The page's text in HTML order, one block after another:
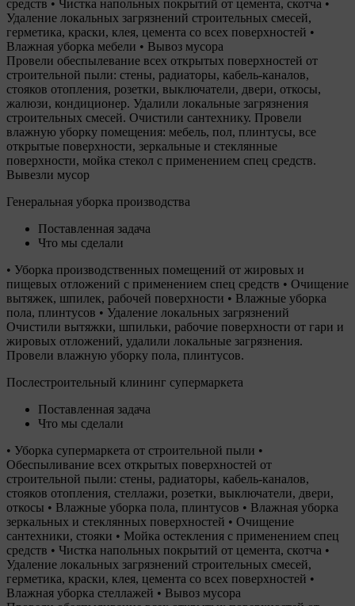
средств • Чистка напольных покрытий от цемента, скотча •
Удаление локальных загрязнений строительных смесей,
герметика, краски, клея, цемента со всех поверхностей •
Влажная уборка мебели • Вывоз мусора
Провели обеспылевание всех открытых поверхностей от
строительной пыли: стены, радиаторы, кабель-каналов,
стояков отопления, розетки, выключатели, двери, откосы,
жалюзи, кондиционер. Удалили локальные загрязнения
строительных смесей. Очистили сантехнику. Провели
влажную уборку помещения: мебель, пол, плинтусы, все
открытые поверхности, зеркальные и стеклянные
поверхности, мойка стекол с применением спец средств.
Вывезли мусор
Генеральная уборка производства
Поставленная задача
Что мы сделали
• Уборка производственных помещений от жировых и
пищевых отложений с применением спец средств • Очищение
вытяжек, шпилек, рабочей поверхности • Влажные уборка
пола, плинтусов • Удаление локальных загрязнений
Очистили вытяжки, шпильки, рабочие поверхности от гари и
жировых отложений, удалили локальные загрязнения.
Провели влажную уборку пола, плинтусов.
Послестроительный клининг супермаркета
Поставленная задача
Что мы сделали
• Уборка супермаркета от строительной пыли •
Обеспыливание всех открытых поверхностей от
строительной пыли: стены, радиаторы, кабель-каналов,
стояков отопления, стеллажи, розетки, выключатели, двери,
откосы • Влажные уборка пола, плинтусов • Влажная уборка
зеркальных и стеклянных поверхностей • Очищение
сантехники, стояки • Мойка остекления с применением спец
средств • Чистка напольных покрытий от цемента, скотча •
Удаление локальных загрязнений строительных смесей,
герметика, краски, клея, цемента со всех поверхностей •
Влажная уборка стеллажей • Вывоз мусора